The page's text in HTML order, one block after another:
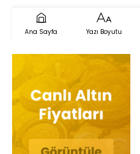
Ana Sayfa Yazı Boyutu